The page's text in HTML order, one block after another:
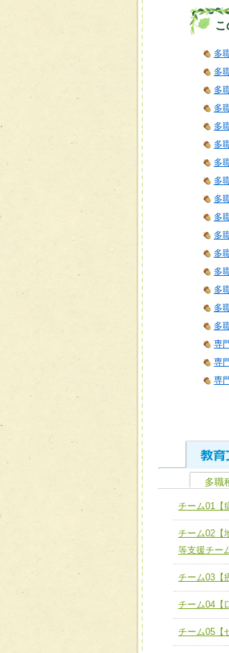
多
多
多
多
多
多
多
多
多
多
多
多
多
多
多
多
専
専
専
ユニ
全人的
ける
必要に
ユニッ
他職種
チーム
チーム
宅患者
チーム
多職
チーム01【
チーム02【
等支援チー
チーム03【
チーム04【
チーム05【